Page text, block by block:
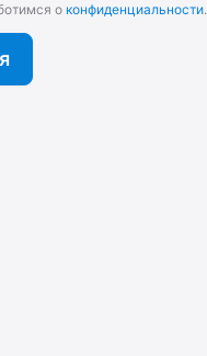
о конфиденциальности.